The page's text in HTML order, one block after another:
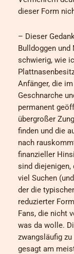
dieser Form
– Dieser
Bulldoggen
schwierig, wie
Anfänger, die
Geschnarche
permanent
übergroßer
finden und die
nach
finanzieller
sind
viel Suchen
der die
reduzierter
Fans, die nicht
was da wolle.
zwangsläufig
gesagt am